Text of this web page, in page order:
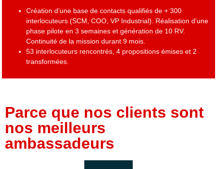
Création d’une base de contacts qualifiés de + 300
interlocuteurs (SCM, COO, VP Industrial). Réalisation d’une
phase pilote en 3 semaines et génération de 10 RV.
Continuité de la mission durant 9 mois.
53 interlocuteurs rencontrés, 4 propositions émises et 2
transformées.
Parce que nos clients sont
nos meilleurs
ambassadeurs